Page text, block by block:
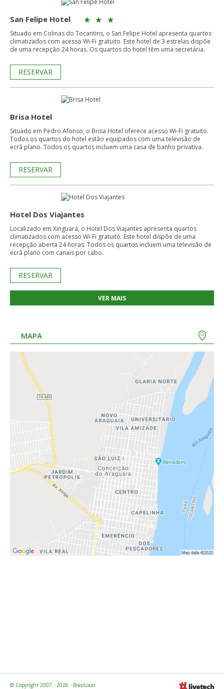
San Felipe Hotel
Situado em Colinas do Tocantins, o San Felipe Hotel apresenta quartos
climatizados com acesso Wi-Fi gratuito. Este hotel de 3 estrelas dispõe
de uma recepção 24 horas. Os quartos do hotel têm uma secretária.
RESERVAR
Brisa Hotel
Situado em Pedro Afonso, o Brisa Hotel oferece acesso Wi-Fi gratuito.
Todos os quartos do hotel estão equipados com uma televisão de
ecrã plano. Todos os quartos incluem uma casa de banho privativa.
RESERVAR
Hotel Dos Viajantes
Localizado em Xinguará, o Hotel Dos Viajantes apresenta quartos
climatizados com acesso Wi-Fi gratuito. Este hotel dispõe de uma
recepção aberta 24 horas. Todos os quartos incluem uma televisão de
ecrã plano com canais por cabo.
RESERVAR
VER MAIS
MAPA
© Copyright 2007 - 2026 · BrasiLocal